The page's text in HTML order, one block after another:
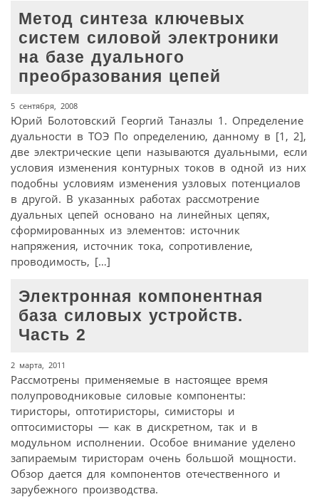
Метод синтеза ключевых
систем силовой электроники
на базе дуального
преобразования цепей
5 сентября, 2008
Юрий Болотовский Георгий Таназлы 1. Определение
дуальности в ТОЭ По определению, данному в [1, 2],
две электрические цепи называются дуальными, если
условия изменения контурных токов в одной из них
подобны условиям изменения узловых потенциалов
в другой. В указанных работах рассмотрение
дуальных цепей основано на линейных цепях,
сформированных из элементов: источник
напряжения, источник тока, сопротивление,
проводимость, […]
Электронная компонентная
база силовых устройств.
Часть 2
2 марта, 2011
Рассмотрены применяемые в настоящее время
полупроводниковые силовые компоненты:
тиристоры, оптотиристоры, симисторы и
оптосимисторы — как в дискретном, так и в
модульном исполнении. Особое внимание уделено
запираемым тиристорам очень большой мощности.
Обзор дается для компонентов отечественного и
зарубежного производства.